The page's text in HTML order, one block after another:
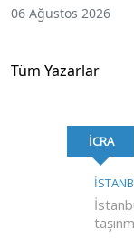
06 Ağustos 2026
Tüm Yazarlar